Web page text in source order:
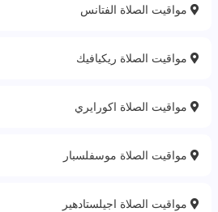
مواقيت الصلاة الفتانس
مواقيت الصلاة ريكيافيك
مواقيت الصلاة اكورايري
مواقيت الصلاة موسفلسبار
مواقيت الصلاة اجيلستادهير